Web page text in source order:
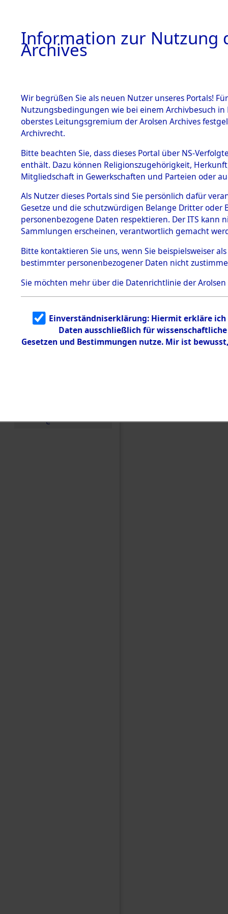
BESTÄNDE
1.
mente
5. Verschiedenes
5.3
Todesmärsche
5.3.1 Alliierte
Erhebungen
zu
Todesmärsch
en
5.3.2
Identifizierun
g
5.3.3
Todesmärsch
e
0096
Information zur Nutzung
Archives
Wir begrüßen Sie als neuen Nutzer unseres Portals!
Nutzungsbedingungen wie bei einem Archivbesuch
oberstes Leitungsgremium der Arolsen Archives
Archivrecht.
Bitte beachten Sie, dass dieses Portal über NS-
enthält. Dazu können Religionszugehörigkeit,
Mitgliedschaft in Gewerkschaften und Parteien oder
Als Nutzer dieses Portals sind Sie persönlich dafür
Gesetze und die schutzwürdigen Belange Dritter
personenbezogene Daten respektieren. Der ITS
Sammlungen erscheinen, verantwortlich gemacht
Bitte kontaktieren Sie uns, wenn Sie beispielsweiser
bestimmter personenbezogener Daten nicht
Sie möchten mehr über die Datenrichtlinie der Arolsen
Einverständniserklärung: Hiermit erkläre
Daten ausschließlich für
Gesetzen und Bestimmungen nutze. Mir ist